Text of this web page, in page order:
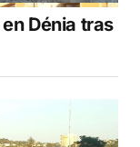
Dénia tras